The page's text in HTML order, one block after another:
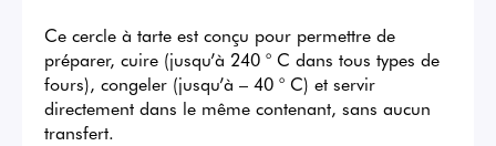
Ce cercle à tarte est conçu pour permettre de
préparer, cuire (jusqu’à 240 ° C dans tous types de
fours), congeler (jusqu’à – 40 ° C) et servir
directement dans le même contenant, sans aucun
transfert.